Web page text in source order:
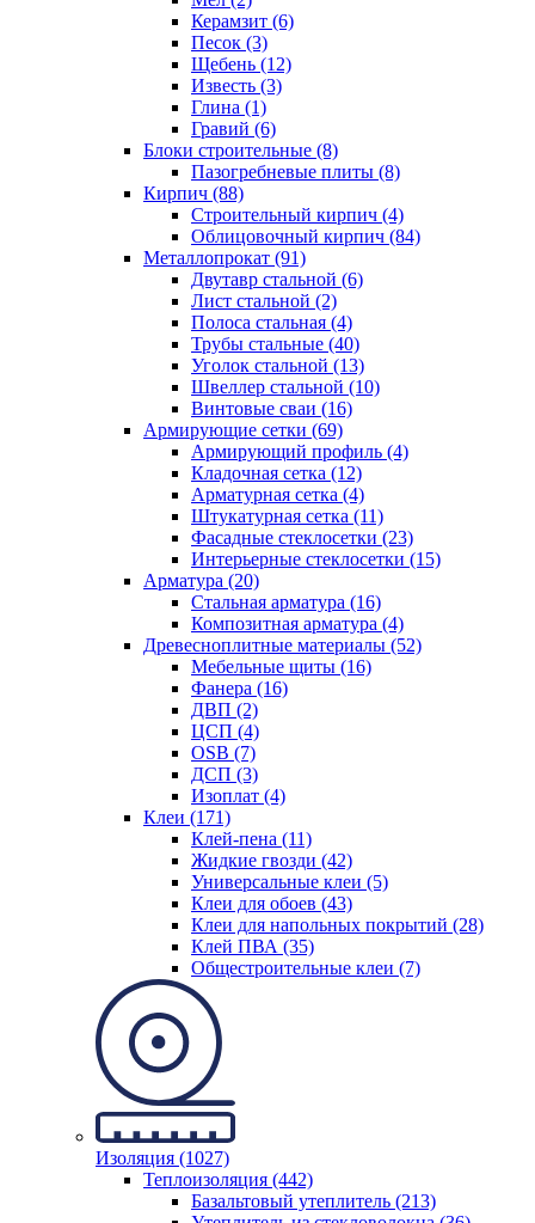
Керамзит (6)
Песок (3)
Щебень (12)
Известь (3)
Глина (1)
Гравий (6)
Блоки строительные (8)
Пазогребневые плиты (8)
Кирпич (88)
Строительный кирпич (4)
Облицовочный кирпич (84)
Металлопрокат (91)
Двутавр стальной (6)
Лист стальной (2)
Полоса стальная (4)
Трубы стальные (40)
Уголок стальной (13)
Швеллер стальной (10)
Винтовые сваи (16)
Армирующие сетки (69)
Армирующий профиль (4)
Кладочная сетка (12)
Арматурная сетка (4)
Штукатурная сетка (11)
Фасадные стеклосетки (23)
Интерьерные стеклосетки (15)
Арматура (20)
Стальная арматура (16)
Композитная арматура (4)
Древесноплитные материалы (52)
Мебельные щиты (16)
Фанера (16)
ДВП (2)
ЦСП (4)
OSB (7)
ДСП (3)
Изоплат (4)
Клеи (171)
Клей-пена (11)
Жидкие гвозди (42)
Универсальные клеи (5)
Клеи для обоев (43)
Клеи для напольных покрытий (28)
Клей ПВА (35)
Общестроительные клеи (7)
Изоляция (1027)
Теплоизоляция (442)
Базальтовый утеплитель (213)